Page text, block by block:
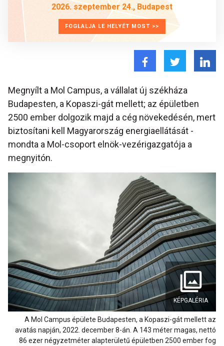
2026. szeptember 24., Budapest
FOGLALJA LE HELYÉT MOST >>
Megnyílt a Mol Campus, a vállalat új székháza
Budapesten, a Kopaszi-gát mellett; az épületben
2500 ember dolgozik majd a cég növekedésén, mert
biztosítani kell Magyarország energiaellátását -
mondta a Mol-csoport elnök-vezérigazgatója a
megnyitón.
KÉPGALÉRIA
A Mol Campus épülete Budapesten, a Kopaszi-gát mellett az
avatás napján, 2022. december 8-án. A 143 méter magas, nettó
86 ezer négyzetméter alapterületű épületben 2500 ember fog